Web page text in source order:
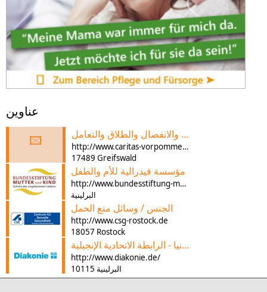
عناوين
🖾 المشورة في مسائل الشراكة والانفصال والطلاق والتعامل
http://www.caritas-vorpommern.de
17489 Greifswald
مؤسسة فيدرالية للأم والطفل
http://www.bundesstiftung-mutter-und-kind.de/
البرلينية
الجنس / وسائل منع الحمل
http://www.csg-rostock.de
18057 Rostock
دياكوني ألمانيا - الرابطة الاتحادية الإنجيلية
http://www.diakonie.de/
10115 البرلينية